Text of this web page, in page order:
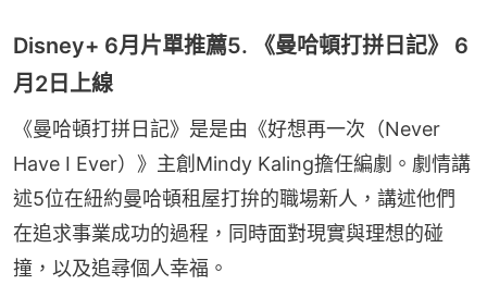
Disney+ 6月片單推薦5. 《曼哈頓打拼日記》 6
月2日上線
《曼哈頓打拼日記》是是由《好想再一次（Never
Have I Ever）》主創Mindy Kaling擔任編劇。劇情講
述5位在紐約曼哈頓租屋打拚的職場新人，講述他們
在追求事業成功的過程，同時面對現實與理想的碰
撞，以及追尋個人幸福。